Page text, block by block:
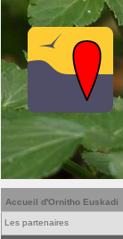
Accueil d'Ornitho Euskadi
Les partenaires